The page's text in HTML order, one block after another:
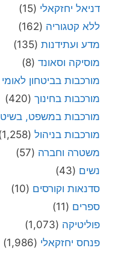
דניאל יחזקאלי (15)
ללא קטגוריה (162)
מדע ועתידנות (135)
מוסיקה וסאונד (8)
מורכבות בביטחון לאומי
מורכבות בחינוך (420)
מורכבות במשפט,
מורכבות בניהול (1,258)
משטרה וחברה (57)
נשים (43)
סדנאות וקורסים (10)
ספרים (11)
פוליטיקה (1,073)
פנחס יחזקאלי (1,986)